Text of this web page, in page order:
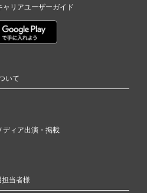
ャリアユーザーガイド
いて
ディア出演・掲載
当者様